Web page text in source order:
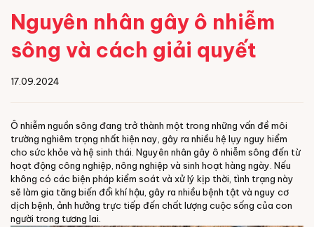
Nguyên nhân gây ô nhiễm
sông và cách giải quyết
17.09.2024
Ô nhiễm nguồn sông đang trở thành một trong những vấn đề môi
trường nghiêm trọng nhất hiện nay, gây ra nhiều hệ lụy nguy hiểm
cho sức khỏe và hệ sinh thái. Nguyên nhân gây ô nhiễm sông đến từ
hoạt động công nghiệp, nông nghiệp và sinh hoạt hàng ngày. Nếu
không có các biện pháp kiểm soát và xử lý kịp thời, tình trạng này
sẽ làm gia tăng biến đổi khí hậu, gây ra nhiều bệnh tật và nguy cơ
dịch bệnh, ảnh hưởng trực tiếp đến chất lượng cuộc sống của con
người trong tương lai.